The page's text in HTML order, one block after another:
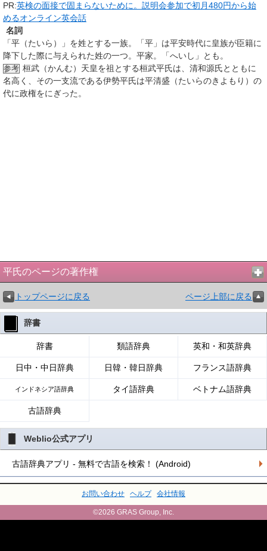
PR:英検の面接で固まらないために。説明会参加で初月480円から始
めるオンライン英会話
名詞
「平（たいら）」を姓とする一族。「平」は平安時代に皇族が臣籍に
降下した際に与えられた姓の一つ。平家。「へいし」とも。
参考 桓武（かんむ）天皇を祖とする桓武平氏は、清和源氏とともに
名高く、その一支流である伊勢平氏は平清盛（たいらのきよもり）の
代に政権をにぎった。
平氏のページの著作権
トップページに戻る ページ上部に戻る
辞書
辞書 類語辞典 英和・和英辞典
日中・中日辞典 日韓・韓日辞典 フランス語辞典
インドネシア語辞典 タイ語辞典 ベトナム語辞典
古語辞典
Weblio公式アプリ
古語辞典アプリ - 無料で古語を検索！ (Android)
お問い合わせ ヘルプ 会社情報
©2026 GRAS Group, Inc.